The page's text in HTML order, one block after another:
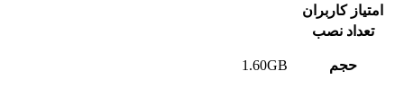
امتیاز کاربران
تعداد نصب
حجم 1.60GB